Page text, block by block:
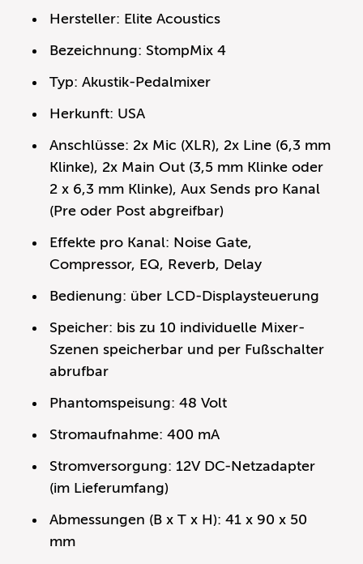
Hersteller: Elite Acoustics
Bezeichnung: StompMix 4
Typ: Akustik-Pedalmixer
Herkunft: USA
Anschlüsse: 2x Mic (XLR), 2x Line (6,3 mm
Klinke), 2x Main Out (3,5 mm Klinke oder
2 x 6,3 mm Klinke), Aux Sends pro Kanal
(Pre oder Post abgreifbar)
Effekte pro Kanal: Noise Gate,
Compressor, EQ, Reverb, Delay
Bedienung: über LCD-Displaysteuerung
Speicher: bis zu 10 individuelle Mixer-
Szenen speicherbar und per Fußschalter
abrufbar
Phantomspeisung: 48 Volt
Stromaufnahme: 400 mA
Stromversorgung: 12V DC-Netzadapter
(im Lieferumfang)
Abmessungen (B x T x H): 41 x 90 x 50
mm